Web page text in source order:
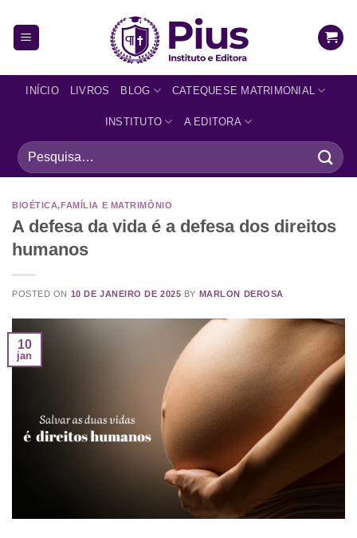
INÍCIO LIVROS BLOG CATEQUESE MATRIMONIAL
INSTITUTO A EDITORA
BIOÉTICA,FAMÍLIA E MATRIMÔNIO
A defesa da vida é a defesa dos direitos
humanos
POSTED ON 10 DE JANEIRO DE 2025 BY MARLON DEROSA
10
jan